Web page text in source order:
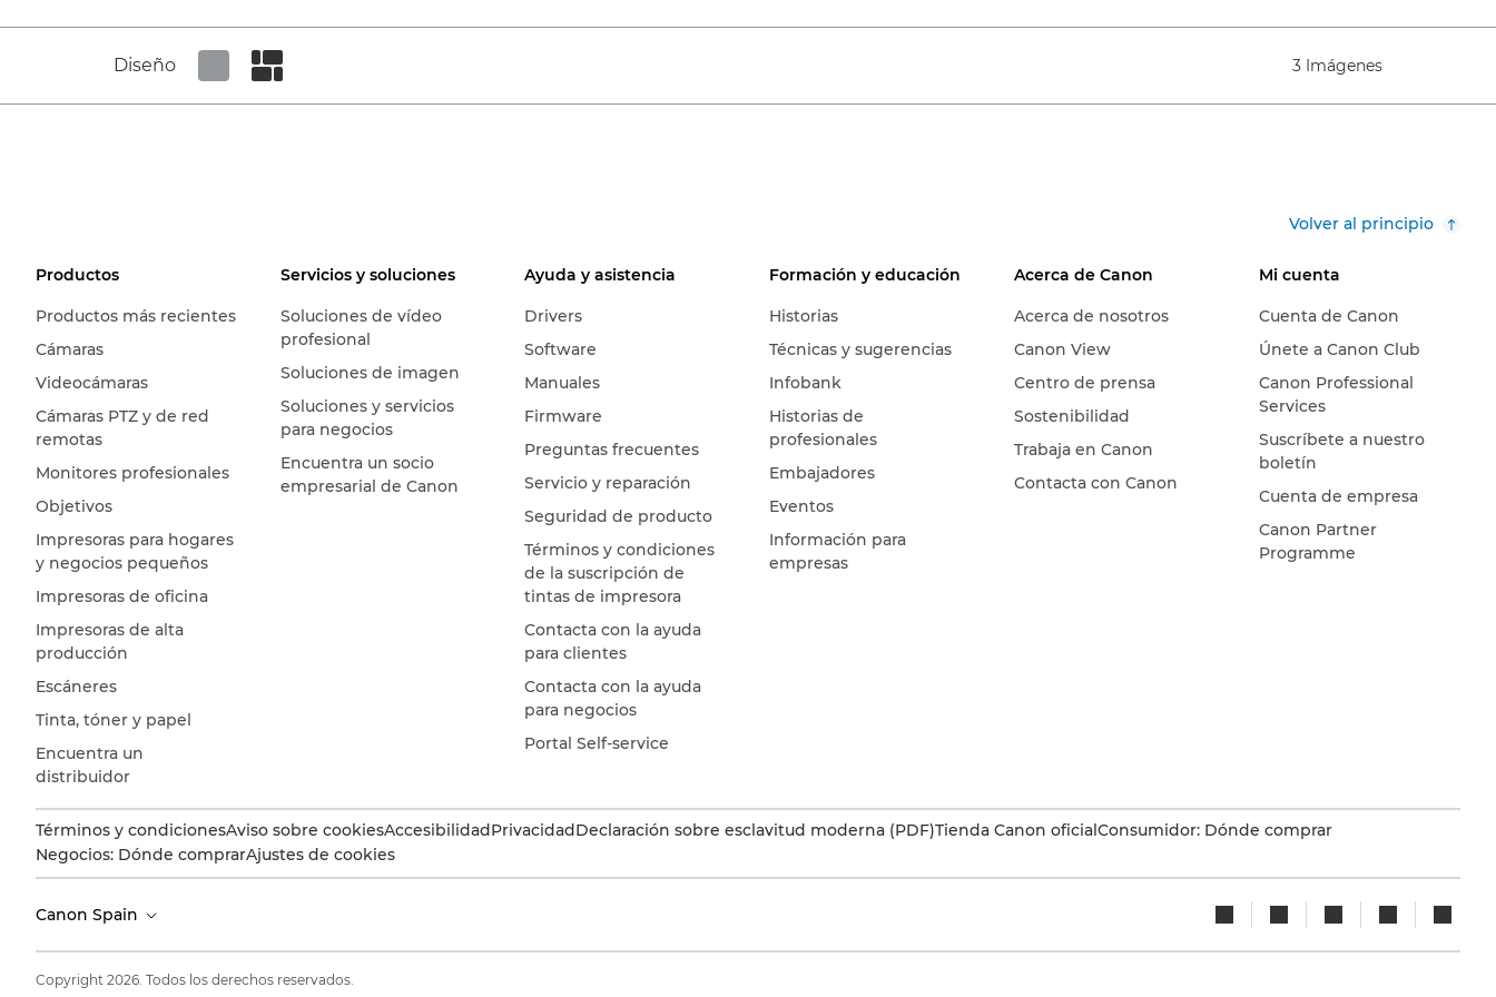
Diseño 3 Imágenes
Volver al principio
Productos
Productos más recientes
Cámaras
Videocámaras
Cámaras PTZ y de red
remotas
Monitores profesionales
Objetivos
Impresoras para hogares
y negocios pequeños
Impresoras de oficina
Impresoras de alta
producción
Escáneres
Tinta, tóner y papel
Encuentra un
distribuidor
Servicios y soluciones
Soluciones de vídeo
profesional
Soluciones de imagen
Soluciones y servicios
para negocios
Encuentra un socio
empresarial de Canon
Ayuda y asistencia
Drivers
Software
Manuales
Firmware
Preguntas frecuentes
Servicio y reparación
Seguridad de producto
Términos y condiciones
de la suscripción de
tintas de impresora
Contacta con la ayuda
para clientes
Contacta con la ayuda
para negocios
Portal Self-service
Formación y educación
Historias
Técnicas y sugerencias
Infobank
Historias de
profesionales
Embajadores
Eventos
Información para
empresas
Acerca de Canon
Acerca de nosotros
Canon View
Centro de prensa
Sostenibilidad
Trabaja en Canon
Contacta con Canon
Mi cuenta
Cuenta de Canon
Únete a Canon Club
Canon Professional
Services
Suscríbete a nuestro
boletín
Cuenta de empresa
Canon Partner
Programme
Términos y condicionesAviso sobre cookiesAccesibilidadPrivacidadDeclaración sobre esclavitud moderna (PDF)Tienda Canon oficialConsumidor: Dónde comprar
Negocios: Dónde comprarAjustes de cookies
Canon Spain
Copyright 2026. Todos los derechos reservados.